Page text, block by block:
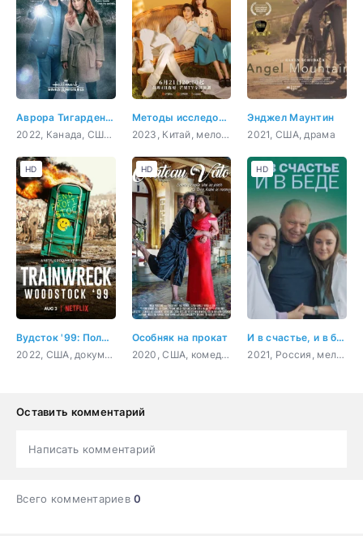
Аврора Тигарден: дом с привидением
2022, Канада, США, криминал, детектив
Методы исследования любви
2023, Китай, мелодрама, комедия, детектив
Энджел Маунтин
2021, США, драма
Вудсток '99: Полный провал
2022, США, документальный, музыка
HD
Особняк на прокат
2020, США, комедия
HD
И в счастье, и в беде
2021, Россия, мелодрама, драма
HD
Оставить комментарий
Написать комментарий
Всего комментариев0